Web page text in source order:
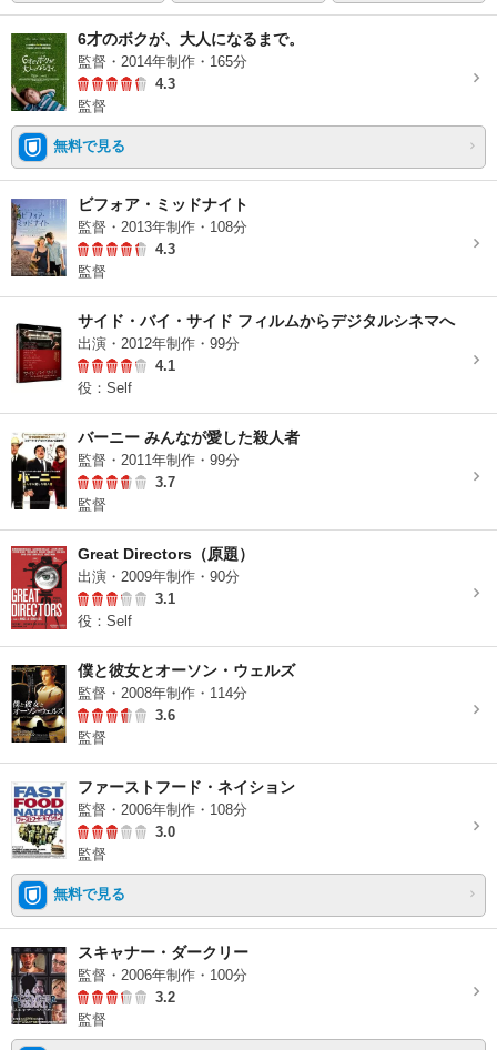
6才のボクが、大人になるまで。
監督・2014年制作・165分
4.3
監督
無料で見る
ビフォア・ミッドナイト
監督・2013年制作・108分
4.3
監督
サイド・バイ・サイド フィルムからデジタルシネマへ
出演・2012年制作・99分
4.1
役：Self
バーニー みんなが愛した殺人者
監督・2011年制作・99分
3.7
監督
Great Directors（原題）
出演・2009年制作・90分
3.1
役：Self
僕と彼女とオーソン・ウェルズ
監督・2008年制作・114分
3.6
監督
ファーストフード・ネイション
監督・2006年制作・108分
3.0
監督
無料で見る
スキャナー・ダークリー
監督・2006年制作・100分
3.2
監督